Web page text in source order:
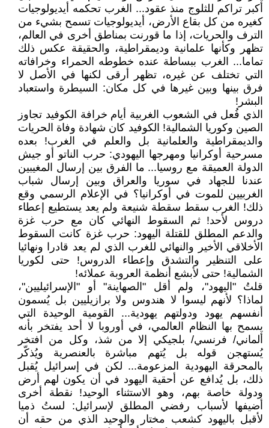
أكبر تراكم للثلوج منذ عقود... الغرب تحكمه أيديولوجيات
كغيره من كل بقاع الأرض، أيديولوجيات تسمح بشيء من
الترف والحريات، إذا ما قورنت بمناطق أخرى في العالم،
تظهر وكأنها علمانية وديمقراطية، والحقيقة عكس ذلك
تماما... الغرب ببساطة عنده خطوطه الحمراء وخرافاته
التي تختلف عن غيره، تظهر أرقى لكنها في الأصل لا
فرق بينها وبين غيرها في كل مكان: السيطرة واستعباد
البشر!
الذي فُعل في الشعوب الغربية أيام خرافة الكوفيد تجاوز
الصين وكوريا الشمالية! الكوفيد كان شهادة وفاة الحريات
والديمقراطية والعلمانية بل والعلم في الغرب! بعده
مسرحية أوكرانيا ومهرجها اليهودي: حرب الناتو أو جيش
الدولة العميقة مع روسيا... ما الفرق بين إرسال المغيبين
عندنا للجهاد في سوريا والعراق وبين إرسال شباب
الغربيين للموت في أوكرانيا؟ في الإعلام الرسمي وقع
ذلك! الغرب سقط سقطة شنيعة ولم يعد يستطيع إعطاء
دروس لأحد! ثم السقوط النهائي كان مع حرب غزة
والدعم المطلق للقتلة اليهود: حرب غزة كانت السقوط
الأخلاقي الأخير والنهائي للغرب الذي لم يعد قادرا ونهائيا
على التنظير والتشدق وإعطاء الدروس! حتى لكوريا
الشمالية! حتى لأبشع أنظمة العروبة عملائه!
قلتُ "اليهود"، ولم أقل "الصهاينة" أو "الإسرائيليين"،
لماذا؟ لأنهم ليسوا لا هندوس ولا برازيليين بل يُسمون
أنفسهم يهود ودولتهم يهودية... القومية الوحيدة التي
يسمح بها النظام العالمي، في أوروبا لا أحد يفتخر بأنه
ألماني/ فرنسي/ بلجيكي إلا من شذ، وكل من افتخر
يُستهجن قوله بل يُتهم مباشرة بالعنصرية ويُذكّر
بالمحرقة اليهودية المزعومة... لكن في إسرائيل يُقبل
ذلك، بل يُدافع عن أحقية اليهود في أن يكون لهم أرض
ودولة خاصة بهم، وهو الاستثناء الوحيد! نقطة أخرى
أضيفها لأسباب رفضي المطلق لإسرائيل: لستُ ذميا
لأقبل باليهود كشعب مختار والوحيد الذي من حقه أن